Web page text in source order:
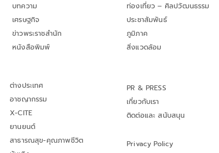
บทความ
เศรษฐกิจ
ข่าวพระราชสำนัก
หนังสือพิมพ์
ท่องเที่ยว – ศิลปวัฒนธรรม
ประชาสัมพันธ์
ภูมิภาค
สิ่งแวดล้อม
ต่างประเทศ
อาชญากรรม
X-CITE
ยานยนต์
สาธารณสุข-คุณภาพชีวิต
PR & PRESS
เกี่ยวกับเรา
ติดต่อและ สนับสนุน
Privacy Policy